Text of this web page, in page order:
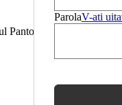
ParolaV-ati
a anunțat că